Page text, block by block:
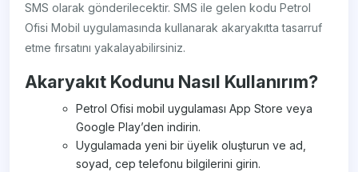
SMS olarak gönderilecektir. SMS ile gelen kodu Petrol
Ofisi Mobil uygulamasında kullanarak akaryakıtta tasarruf
etme fırsatını yakalayabilirsiniz.
Akaryakıt Kodunu Nasıl Kullanırım?
Petrol Ofisi mobil uygulaması App Store veya
Google Play’den indirin.
Uygulamada yeni bir üyelik oluşturun ve ad,
soyad, cep telefonu bilgilerini girin.